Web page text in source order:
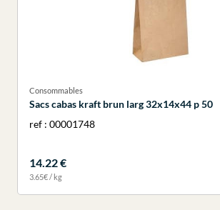
Consommables
Sacs cabas kraft brun larg 32x14x44 p 50
ref : 00001748
14.22 €
3.65€ / kg